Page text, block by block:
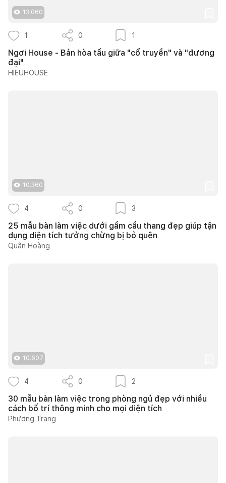
13.060
1 0 1
Ngơi House - Bản hòa tấu giữa "cổ truyền" và "đương
đại"
HIEUHOUSE
10.360
4 0 3
25 mẫu bàn làm việc dưới gầm cầu thang đẹp giúp tận
dụng diện tích tưởng chừng bị bỏ quên
Quân Hoàng
10.607
4 0 2
30 mẫu bàn làm việc trong phòng ngủ đẹp với nhiều
cách bố trí thông minh cho mọi diện tích
Phương Trang